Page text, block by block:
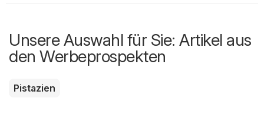
Unsere Auswahl für Sie: Artikel aus
den Werbeprospekten
Pistazien